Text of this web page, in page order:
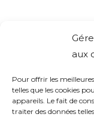
aux
Pour offrir les
telles que les cookies
appareils. Le fait de
traiter des données
L'agence
Réalisations